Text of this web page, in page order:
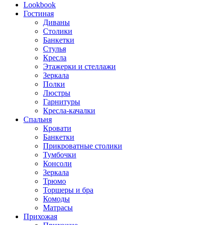
Lookbook
Гостиная
Диваны
Столики
Банкетки
Стулья
Кресла
Этажерки и стеллажи
Зеркала
Полки
Люстры
Гарнитуры
Кресла-качалки
Спальня
Кровати
Банкетки
Прикроватные столики
Тумбочки
Консоли
Зеркала
Трюмо
Торшеры и бра
Комоды
Матрасы
Прихожая